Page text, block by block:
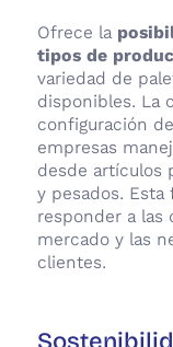
Ofrece la
tipos de
variedad de
disponibles. La
configuración
empresas
desde artículos
y pesados.
responder a las
mercado y las
clientes.